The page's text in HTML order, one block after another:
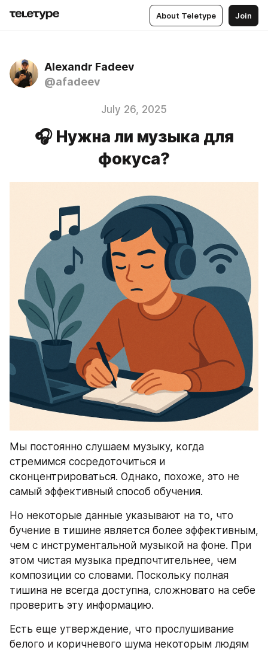
About Teletype Join
Alexandr Fadeev
@afadeev
July 26, 2025
🎧️ Нужна ли музыка для
фокуса?
Мы постоянно слушаем музыку, когда
стремимся сосредоточиться и
сконцентрироваться. Однако, похоже, это не
самый эффективный способ обучения.
Но некоторые данные указывают на то, что
бучение в тишине является более эффективным,
чем с инструментальной музыкой на фоне. При
этом чистая музыка предпочтительнее, чем
композиции со словами. Поскольку полная
тишина не всегда доступна, сложновато на себе
проверить эту информацию.
Есть еще утверждение, что прослушивание
белого и коричневого шума некоторым людям